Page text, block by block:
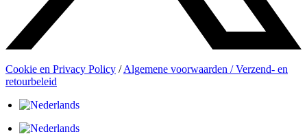
Cookie en Privacy Policy /Algemene voorwaarden / Verzend- en
retourbeleid